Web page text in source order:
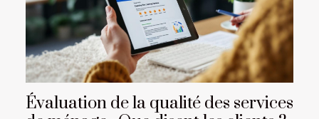
Évaluation de la qualité des services